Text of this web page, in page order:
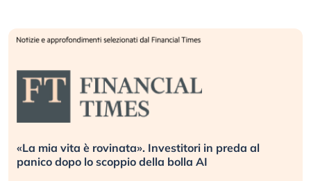
«La mia vita è rovinata». Investitori in preda al
panico dopo lo scoppio della bolla AI